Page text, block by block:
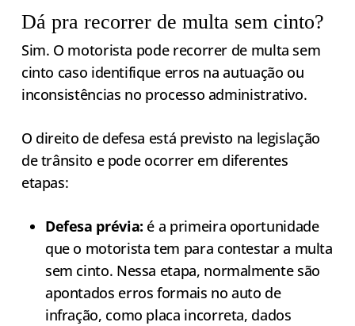
Dá pra recorrer de multa sem cinto?
Sim. O motorista pode recorrer de multa sem
cinto caso identifique erros na autuação ou
inconsistências no processo administrativo.
O direito de defesa está previsto na legislação
de trânsito e pode ocorrer em diferentes
etapas:
Defesa prévia: é a primeira oportunidade
que o motorista tem para contestar a multa
sem cinto. Nessa etapa, normalmente são
apontados erros formais no auto de
infração, como placa incorreta, dados